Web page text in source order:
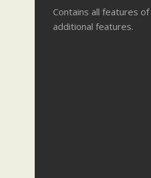
Contains all features
additional features.